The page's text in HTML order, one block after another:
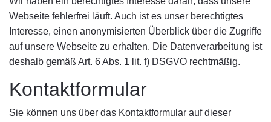
Webseite fehlerfrei läuft. Auch ist es unser berechtigtes
Interesse, einen anonymisierten Überblick über die Zugriffe
auf unsere Webseite zu erhalten. Die Datenverarbeitung ist
deshalb gemäß Art. 6 Abs. 1 lit. f) DSGVO rechtmäßig.
Kontaktformular
Sie können uns über das Kontaktformular auf dieser